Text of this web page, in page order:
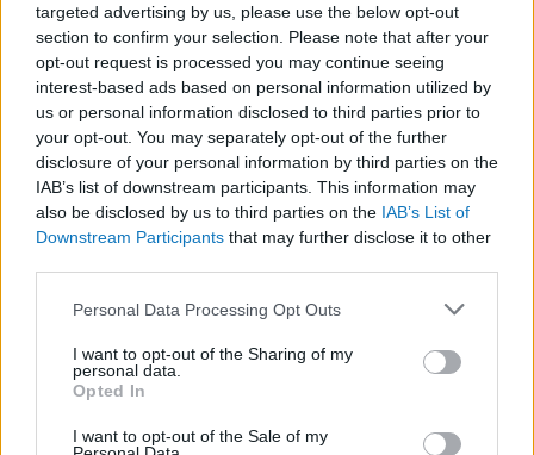
targeted advertising by us, please use the below opt-out
section to confirm your selection. Please note that after your
opt-out request is processed you may continue seeing
interest-based ads based on personal information utilized by
us or personal information disclosed to third parties prior to
your opt-out. You may separately opt-out of the further
disclosure of your personal information by third parties on the
IAB’s list of downstream participants. This information may
also be disclosed by us to third parties on the IAB’s List of
Downstream Participants that may further disclose it to other
Please note that this website/app uses one or more Google
not limited to your visit or usage behaviour. You may click to
grant or deny consent to Google and its third-party tags to
use your data for below specified purposes in below Google
consent section.
Personal Data Processing Opt Outs
I want to opt-out of the Sharing of my
personal data.
Opted In
I want to opt-out of the Sale of my
erővel küzdő úszót, illetve egy olyan
nőt, aki úgy érzi, nem kell már
bizonyítania, és amúgy is
bónusznak érzi, hogy a tokiói
olimpián egyáltalán jelen tudott
lenni.
nem is szükséges mindenre választ adni), ám
utalhat a cikk kezdetén említett helyzetre, hogy
Katinka már érzi a csúcsponttól való távolodást,